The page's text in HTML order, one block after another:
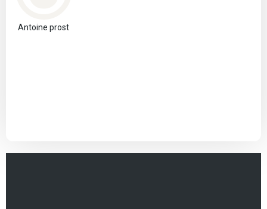
Antoine prost